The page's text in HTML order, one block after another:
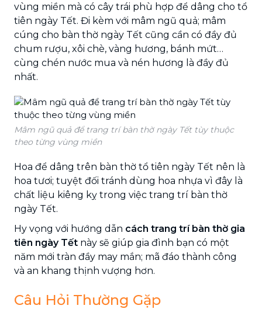
vùng miền mà có cây trái phù hợp để dâng cho tổ
tiên ngày Tết. Đi kèm với mâm ngũ quả; mâm
cúng cho bàn thờ ngày Tết cũng cần có đầy đủ
chum rượu, xôi chè, vàng hương, bánh mứt…
cùng chén nước mua và nén hương là đầy đủ
nhất.
Mâm ngũ quả để trang trí bàn thờ ngày Tết tùy thuộc
theo từng vùng miền
Hoa để dâng trên bàn thờ tổ tiên ngày Tết nên là
hoa tươi; tuyệt đối tránh dùng hoa nhựa vì đây là
chất liệu kiêng kỵ trong việc trang trí bàn thờ
ngày Tết.
Hy vọng với hướng dẫn cách trang trí bàn thờ gia
tiên ngày Tết này sẽ giúp gia đình bạn có một
năm mới tràn đầy may mắn; mã đáo thành công
và an khang thịnh vượng hơn.
Câu Hỏi Thường Gặp